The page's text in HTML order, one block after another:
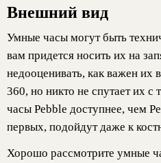
Внешний вид
Умные часы могут быть
вам придется носить их на
недооценивать, как важен
360, но никто не спутает их
часы Pebble доступнее, чем
первых, подойдут даже к
Хорошо рассмотрите умные